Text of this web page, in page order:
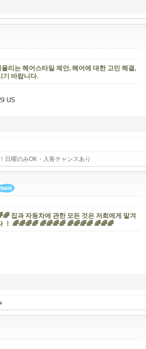
리는 헤어스타일 제안, 헤어에 대한 고민 해결,
기 바랍니다.
US
日曜のみOK・入客チャンスあり
집과 자동차에 관한 모든 것은 저희에게 맡겨
！ 🌈🌈🌈🌈 🌈🌈🌈🌈 🌈🌈🌈🌈 🌈🌈🌈